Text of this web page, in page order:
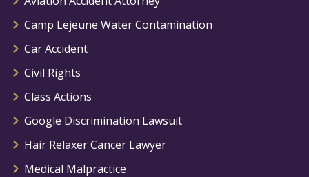
Camp Lejeune Water Contamination
Car Accident
Civil Rights
Class Actions
Google Discrimination Lawsuit
Hair Relaxer Cancer Lawyer
Medical Malpractice